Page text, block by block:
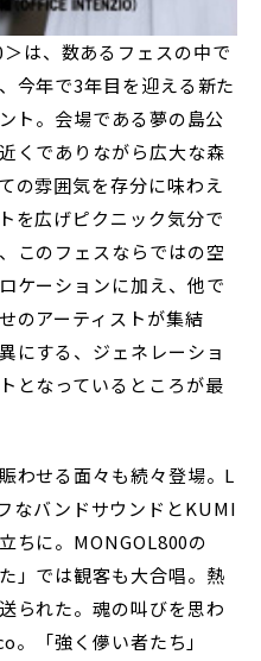
は、数あるフェスの中で
今年で3年目を迎える新た
ト。会場である夢の島公
くでありながら広大な森
の雰囲気を存分に味わえ
を広げピクニック気分で
このフェスならではの空
ケーションに加え、他で
のアーティストが集結
にする、ジェネレーショ
となっているところが最
わせる面々も続々登場。L
なバンドサウンドとKUMI
ちに。MONGOL800の
」では観客も大合唱。熱
られた。魂の叫びを思わ
。「強く儚い者たち」